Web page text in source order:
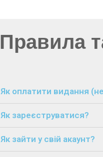
Правила
Як оплатити видання
Як зареєструватися?
Як зайти у свій акаунт?